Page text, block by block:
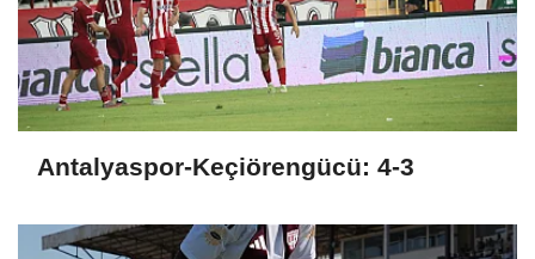
Antalyaspor-Keçiörengücü: 4-3